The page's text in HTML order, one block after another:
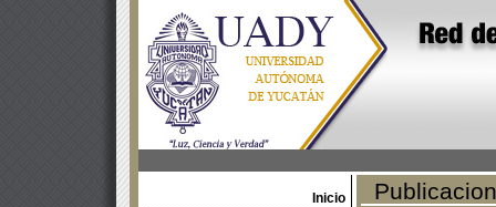
Inicio